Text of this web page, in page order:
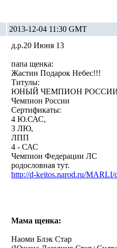
2013-12-04 11:30 GMT
д.р.20 Июня 13
папа щенка:
Жастин Подарок Небес!!!
Титулы:
ЮНЫЙ ЧЕМПИОН
Чемпион России
Сертификаты:
4 Ю.САС,
3 ЛЮ,
ЛПП
4 - САС
Чемпион Федерации ЛС
родословная тут.
http://d-keitos.narod.ru/MARLI/
Мама щенка:
Наоми Блэк Стар